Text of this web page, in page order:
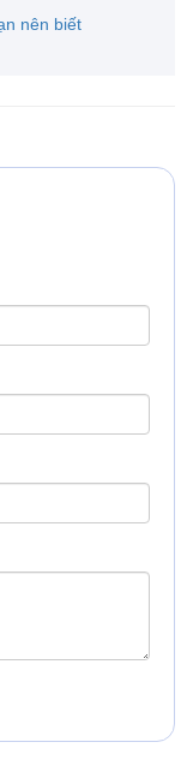
nên biết